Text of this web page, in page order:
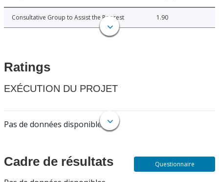
Consultative Group to Assist the Poorest 1.90
Ratings
EXÉCUTION DU PROJET
Pas de données disponibles.
Cadre de résultats Questionnaire